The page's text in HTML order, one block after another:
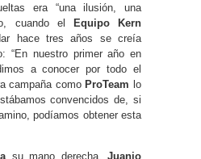
era “una ilusión, una
cuando el
Equipo Kern
hace tres años se creía
“En nuestro primer año en
a conocer por todo el
campaña como ProTeam lo
convencidos de, si
podíamos obtener esta
su mano derecha, Juanjo